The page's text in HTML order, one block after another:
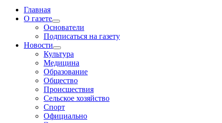
Главная
О газете
Основатели
Подписаться на газету
Новости
Культура
Медицина
Образование
Общество
Происшествия
Сельское хозяйство
Спорт
Официально